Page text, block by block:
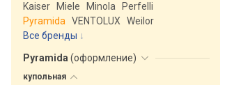
Kaiser
Miele Minola
Perfelli
Pyramida
VENTOLUX
Weilor
Все бренды
Pyramida (оформление)
купольная